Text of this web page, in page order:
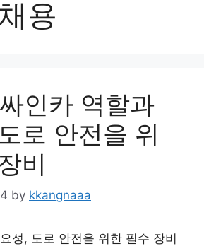
용
인카 역할과
로 안전을 위
비
by kkangnaaa
성, 도로 안전을 위한 필수 장비